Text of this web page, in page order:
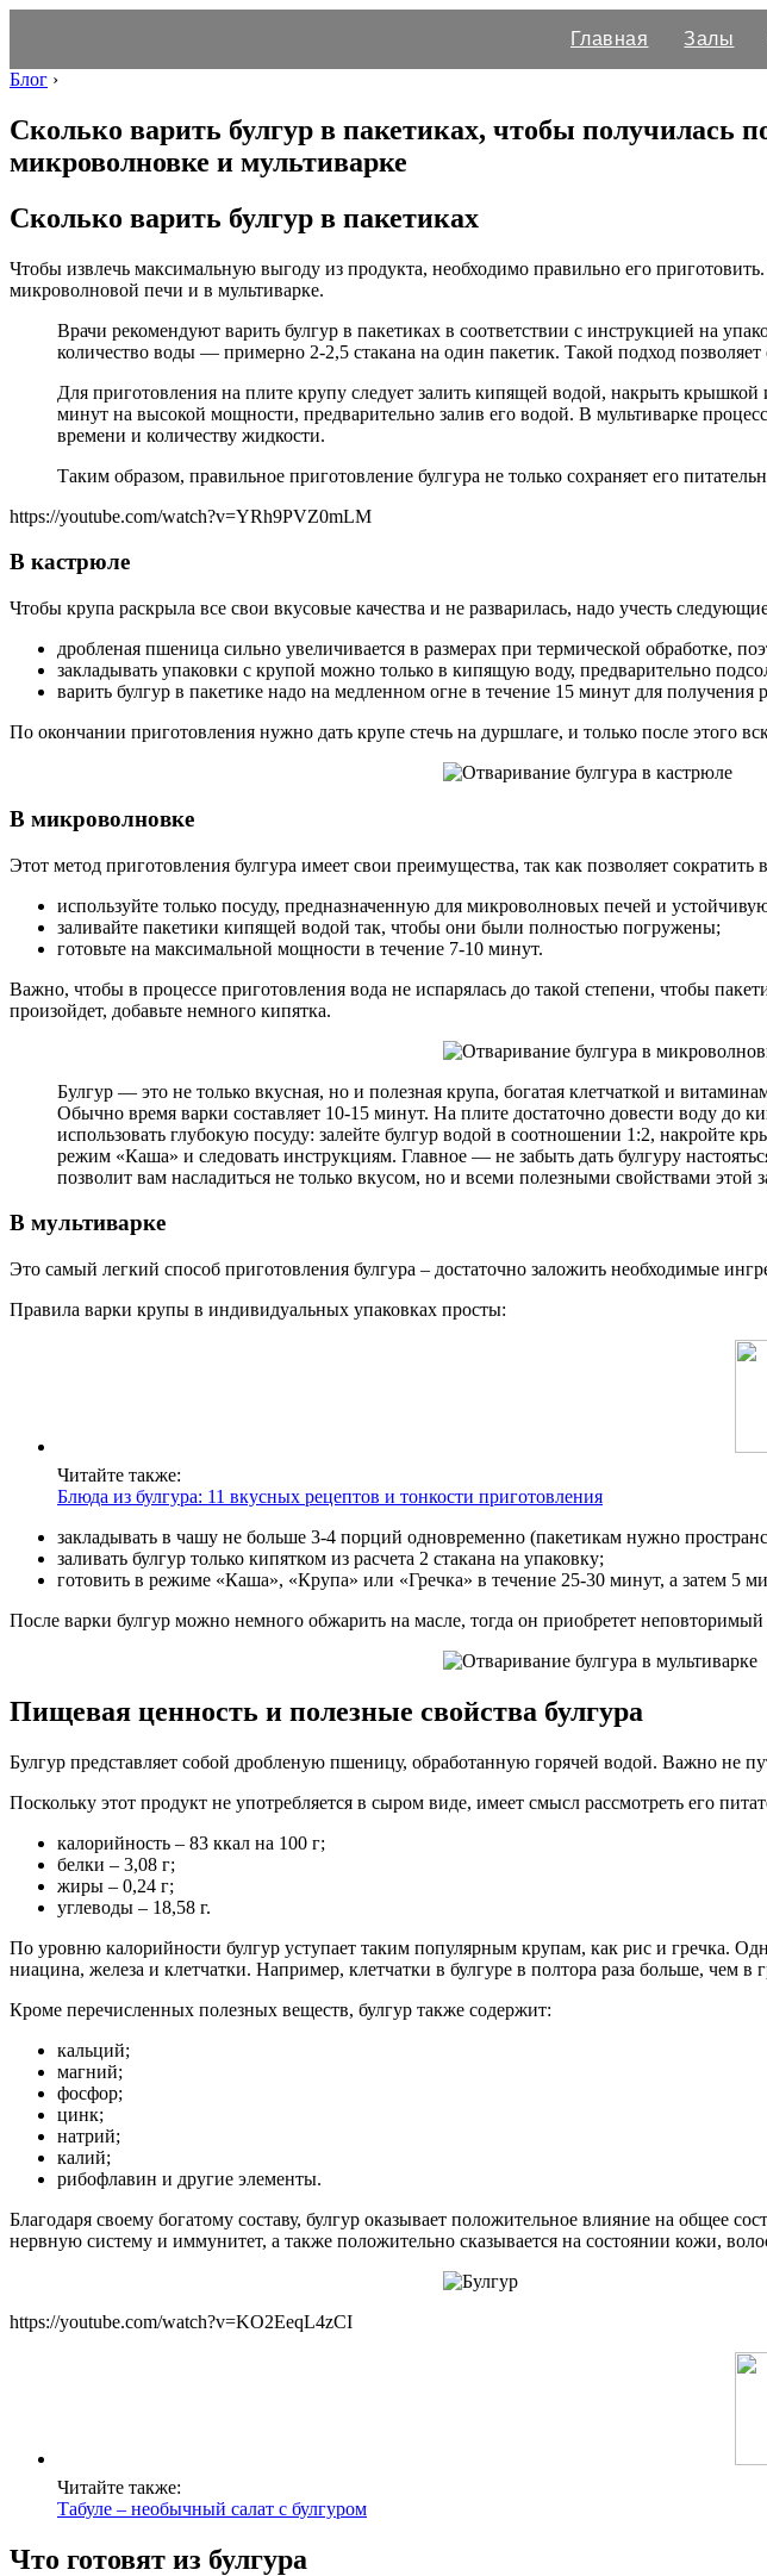
Главная Залы
Блог ›
Сколько варить булгур в пакетиках, чтобы получилась
микроволновке и мультиварке
Сколько варить булгур в пакетиках
Чтобы извлечь максимальную выгоду из продукта, необходимо правильно его
микроволновой печи и в мультиварке.
Врачи рекомендуют варить булгур в пакетиках в соответствии с инструкцией на
количество воды — примерно 2-2,5 стакана на один пакетик. Такой подход
Для приготовления на плите крупу следует залить кипящей водой, накрыть
минут на высокой мощности, предварительно залив его водой. В мультиварке
времени и количеству жидкости.
Таким образом, правильное приготовление булгура не только сохраняет его
https://youtube.com/watch?v=YRh9PVZ0mLM
В кастрюле
Чтобы крупа раскрыла все свои вкусовые качества и не разварилась, надо учесть
дробленая пшеница сильно увеличивается в размерах при термической обработке,
закладывать упаковки с крупой можно только в кипящую воду, предварительно
варить булгур в пакетике надо на медленном огне в течение 15 минут для
По окончании приготовления нужно дать крупе стечь на дуршлаге, и только после этого
В микроволновке
Этот метод приготовления булгура имеет свои преимущества, так как позволяет
используйте только посуду, предназначенную для микроволновых печей и
заливайте пакетики кипящей водой так, чтобы они были полностью погружены;
готовьте на максимальной мощности в течение 7-10 минут.
Важно, чтобы в процессе приготовления вода не испарялась до такой степени, чтобы
произойдет, добавьте немного кипятка.
Булгур — это не только вкусная, но и полезная крупа, богатая клетчаткой и
Обычно время варки составляет 10-15 минут. На плите достаточно довести воду до
использовать глубокую посуду: залейте булгур водой в соотношении 1:2, накройте
режим «Каша» и следовать инструкциям. Главное — не забыть дать булгуру
позволит вам насладиться не только вкусом, но и всеми полезными свойствами этой
В мультиварке
Это самый легкий способ приготовления булгура – достаточно заложить необходимые
Правила варки крупы в индивидуальных упаковках просты:
Читайте также:
Блюда из булгура: 11 вкусных рецептов и тонкости приготовления
закладывать в чашу не больше 3-4 порций одновременно (пакетикам нужно
заливать булгур только кипятком из расчета 2 стакана на упаковку;
готовить в режиме «Каша», «Крупа» или «Гречка» в течение 25-30 минут, а затем 5
После варки булгур можно немного обжарить на масле, тогда он приобретет
Пищевая ценность и полезные свойства булгура
Булгур представляет собой дробленую пшеницу, обработанную горячей водой. Важно не
Поскольку этот продукт не употребляется в сыром виде, имеет смысл рассмотреть его
калорийность – 83 ккал на 100 г;
белки – 3,08 г;
жиры – 0,24 г;
углеводы – 18,58 г.
По уровню калорийности булгур уступает таким популярным крупам, как рис и гречка.
ниацина, железа и клетчатки. Например, клетчатки в булгуре в полтора раза больше, чем в
Кроме перечисленных полезных веществ, булгур также содержит:
кальций;
магний;
фосфор;
цинк;
натрий;
калий;
рибофлавин и другие элементы.
Благодаря своему богатому составу, булгур оказывает положительное влияние на общее
нервную систему и иммунитет, а также положительно сказывается на состоянии кожи,
https://youtube.com/watch?v=KO2EeqL4zCI
Читайте также:
Табуле – необычный салат с булгуром
Что готовят из булгура